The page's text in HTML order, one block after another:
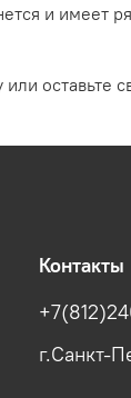
и имеет
оставьте
Контакты
г.Санкт-